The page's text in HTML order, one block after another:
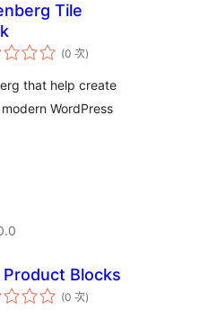
Tile
(0 次評
分
數
)
that help create
WordPress
Product Blocks
(0 次評
分)